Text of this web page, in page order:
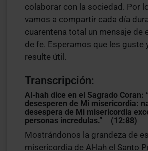
colaborar con la sociedad. Por
vamos a compartir cada día
cuarentena total un mensaje de
de fe. Esperamos que les guste
resulte útil.
Transcripción:
Al-hah dice en el Sagrado Coran:
desesperen de Mi misericordia:
desespera de Mi misericordia
personas incredulas.” (12:88)
Mostrándonos la grandeza de
misericordia de Al-lah el Santo